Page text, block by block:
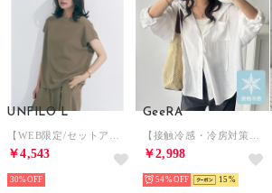
UNFILO L
【WEB限定/セットアップ着用可】サマーセットアップ Tブラウス （モカ）
￥4,543
30%
GeeRA
【接触冷感・冷房対策】羽織にもなる！オーバーサイズシャツパーカー （オフホワイト）
￥2,998
54% 15